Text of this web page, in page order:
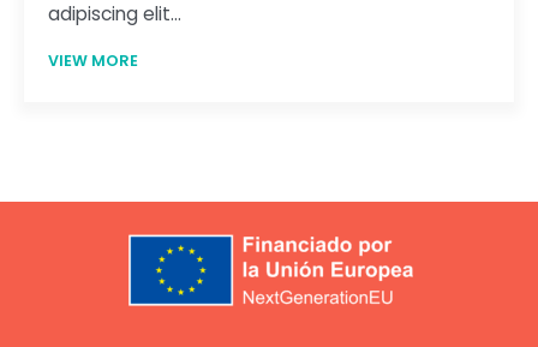
adipiscing elit…
VIEW MORE